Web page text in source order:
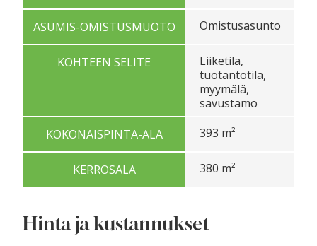
ASUMIS-OMISTUSMUOTO Omistusasunto
KOHTEEN SELITE
Liiketila,
tuotantotila,
myymälä,
savustamo
KOKONAISPINTA-ALA
393 m²
KERROSALA 380 m²
Hinta ja kustannukset